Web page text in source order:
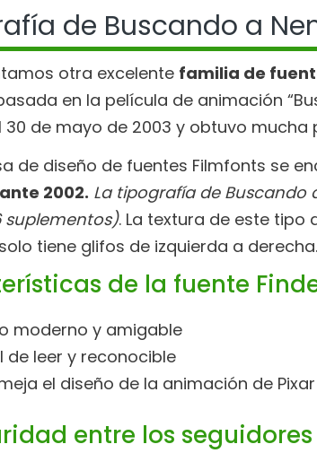
de Buscando a
otra excelente familia de
en la película de animación
30 de mayo de 2003 y obtuvo
de diseño de fuentes Filmfonts se
2002. La tipografía de Buscando
suplementos). La textura de este tipo
tiene glifos de izquierda a derecha.
de la fuente
moderno y amigable
de leer y reconocible
el diseño de la animación de Pixar
entre los